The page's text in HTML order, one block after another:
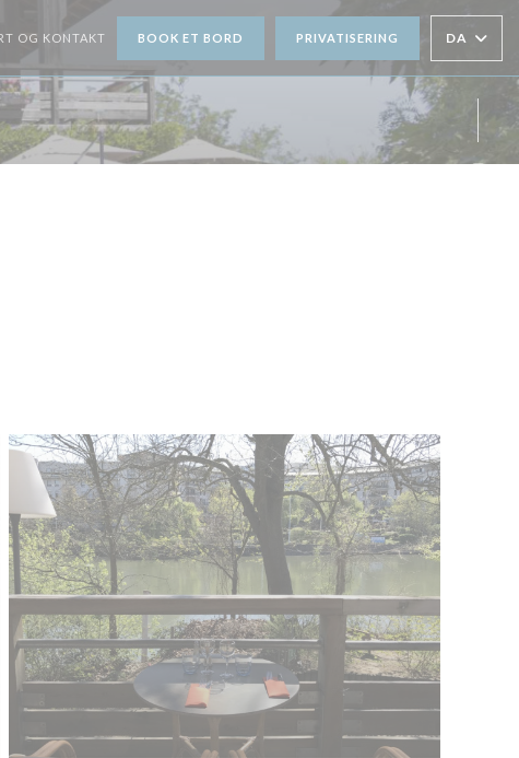
OG KONTAKT BOOK ET BORD PRIVATISERING DA